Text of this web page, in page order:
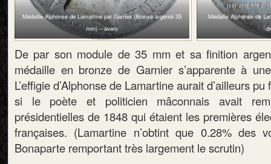
Médaille Alphonse de Lamartine par Garnier (Bronze argenté 35
mm) – avers
Médaille Alphonse de
De par son module de 35 mm et sa finition
médaille en bronze de Garnier s’apparente à
L’effigie d’Alphonse de Lamartine aurait d’ailleurs
si le poète et politicien mâconnais avait
présidentielles de 1848 qui étaient les premières
françaises. (Lamartine n’obtint que 0.28% des
Bonaparte remportant très largement le scrutin)